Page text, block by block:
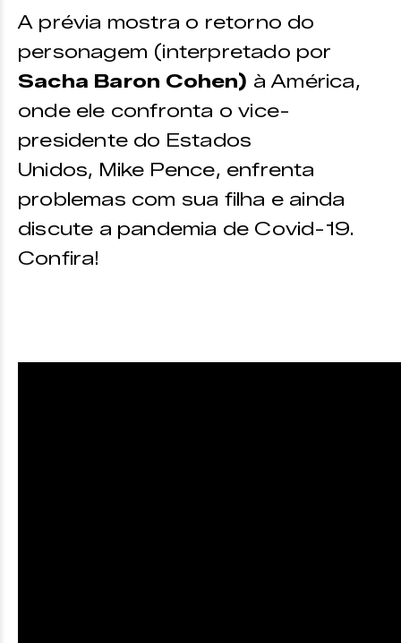
A prévia mostra o retorno do
personagem (interpretado por
Sacha Baron Cohen) à América,
onde ele confronta o vice-
presidente do Estados
Unidos, Mike Pence, enfrenta
problemas com sua filha e ainda
discute a pandemia de Covid-19.
Confira!